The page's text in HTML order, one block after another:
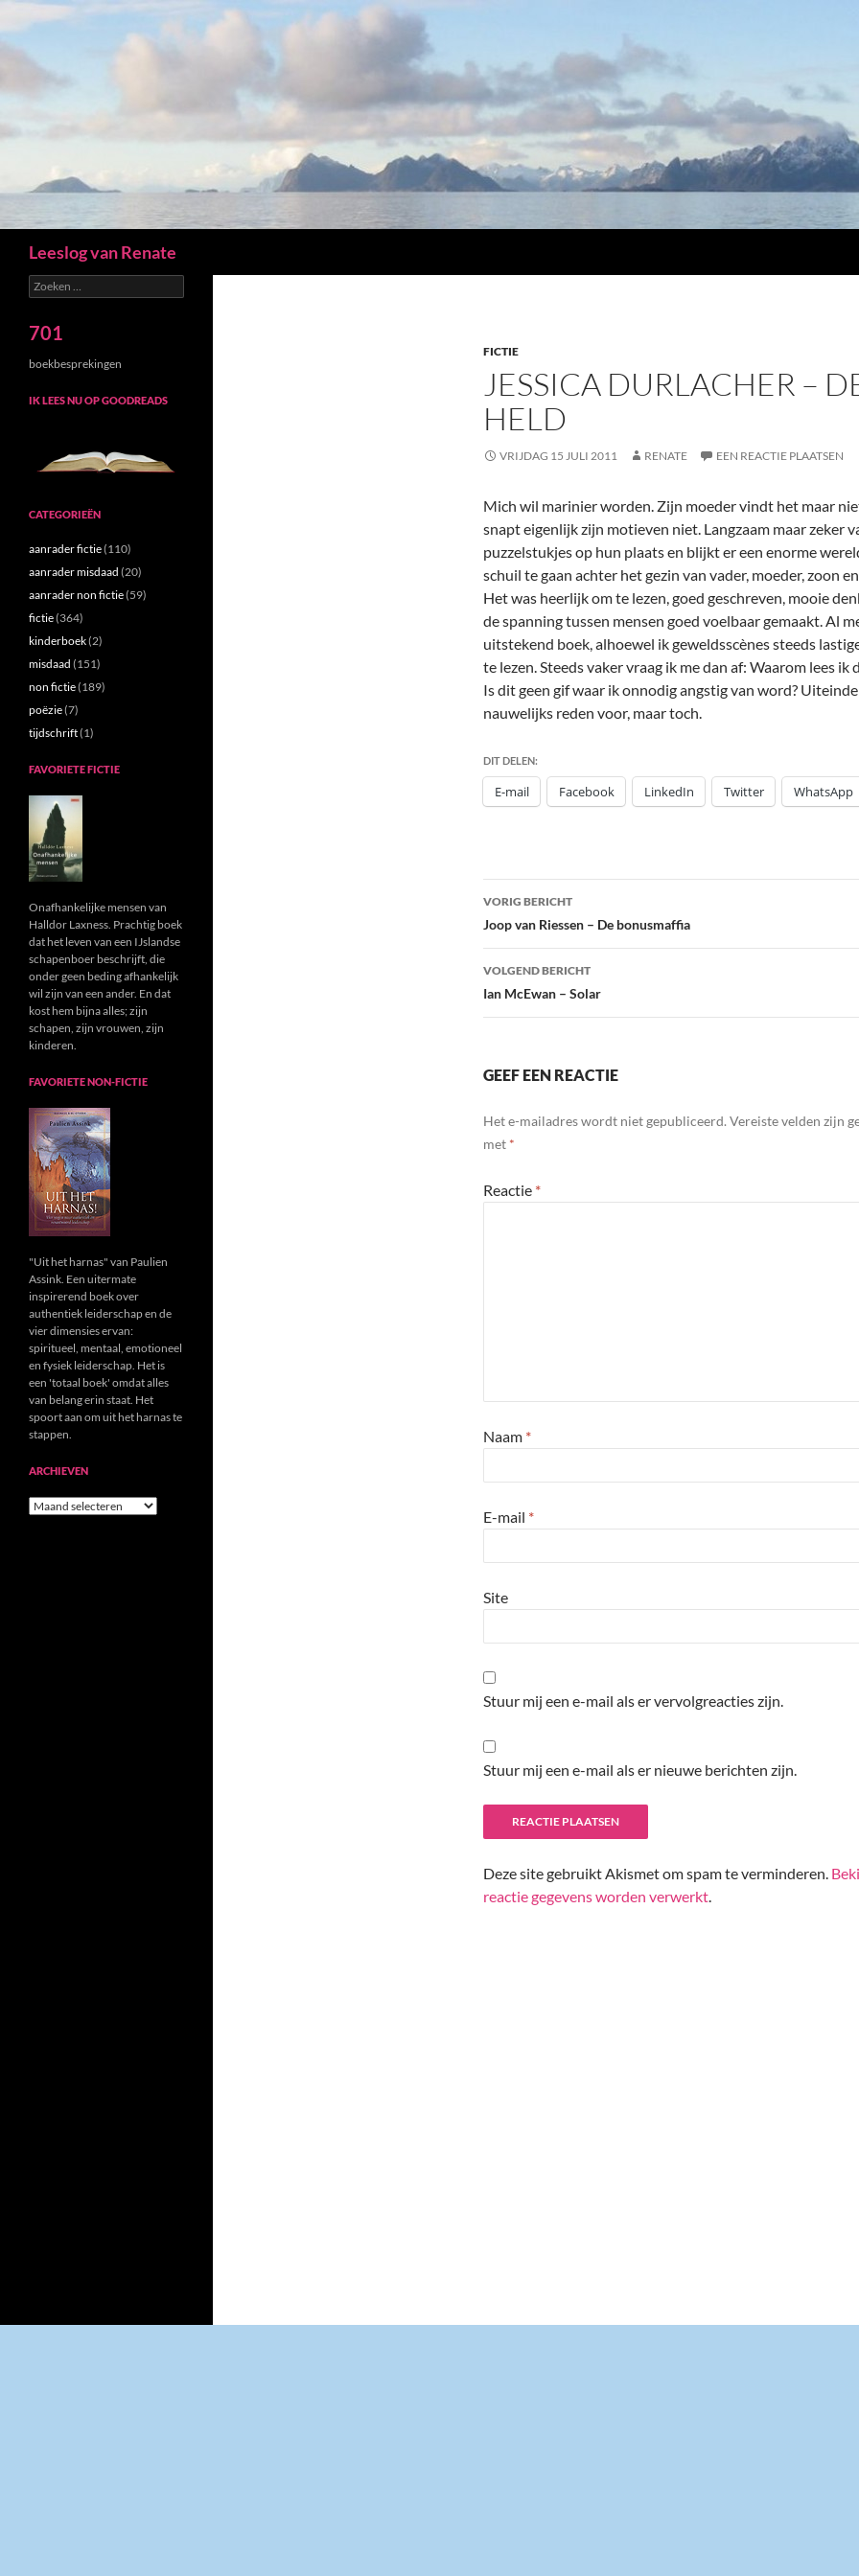
Leeslog van Renate
FICTIE
JESSICA DURLACHER –
HELD
VRIJDAG 15 JULI 2011 RENATE EEN REACTIE PLAATSEN
Mich wil marinier worden. Zijn moeder vindt het maar
snapt eigenlijk zijn motieven niet. Langzaam maar zeker
puzzelstukjes op hun plaats en blijkt er een enorme
schuil te gaan achter het gezin van vader, moeder, zoon
Het was heerlijk om te lezen, goed geschreven, mooie
de spanning tussen mensen goed voelbaar gemaakt. Al
uitstekend boek, alhoewel ik geweldsscènes steeds
te lezen. Steeds vaker vraag ik me dan af: Waarom lees ik
Is dit geen gif waar ik onnodig angstig van word?
nauwelijks reden voor, maar toch.
DIT DELEN:
E-mail Facebook LinkedIn Twitter WhatsApp
Bericht
navigatie
VORIG BERICHT
Joop van Riessen – De bonusmaffia
VOLGEND BERICHT
Ian McEwan – Solar
GEEF EEN REACTIE
Het e-mailadres wordt niet gepubliceerd. Vereiste velden zijn
met *
Reactie *
Naam *
E-mail *
Site
Stuur mij een e-mail als er vervolgreacties zijn.
Stuur mij een e-mail als er nieuwe berichten zijn.
Deze site gebruikt Akismet om spam te verminderen.
reactie gegevens worden verwerkt.
Zoeken
naar:
701
boekbesprekingen
IK LEES NU OP GOODREADS
CATEGORIEËN
aanrader fictie(110)
aanrader misdaad (20)
aanrader non fictie(59)
fictie(364)
kinderboek(2)
misdaad (151)
non fictie(189)
poëzie(7)
tijdschrift(1)
FAVORIETE FICTIE
Onafhankelijke mensen van
Halldor Laxness. Prachtig boek
dat het leven van een IJslandse
schapenboer beschrijft, die
onder geen beding afhankelijk
wil zijn van een ander. En dat
kost hem bijna alles; zijn
schapen, zijn vrouwen, zijn
kinderen.
FAVORIETE NON-FICTIE
"Uit het harnas" van Paulien
Assink. Een uitermate
inspirerend boek over
authentiek leiderschap en de
vier dimensies ervan:
spiritueel, mentaal, emotioneel
en fysiek leiderschap. Het is
een 'totaal boek' omdat alles
van belang erin staat. Het
spoort aan om uit het harnas te
stappen.
ARCHIEVEN
Archieven